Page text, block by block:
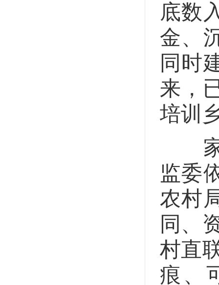
底数
金、
同时
来，
培训
家
监委
农村
同、
村直
痕、